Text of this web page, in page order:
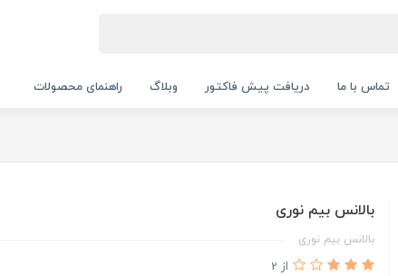
تماس با ما دریافت پیش فاکتور وبلاگ راهنمای محصولات
بالانس بیم نوری
بالانس بیم نوری
از 2